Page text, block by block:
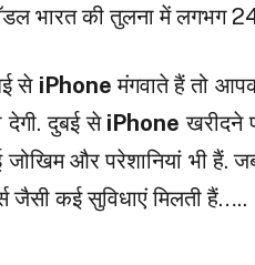
भारत की तुलना में लगभग
से iPhoneमंगवाते हैं तो
दुबई से iPhoneखरीदने
और परेशानियां भी हैं.
जैसी कई सुविधाएं मिलती हैं…..